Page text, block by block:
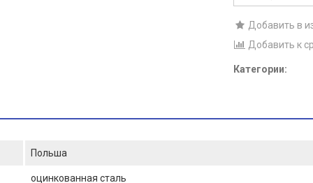
Добавить в
Добавить к
Категории:
Польша
оцинкованная сталь